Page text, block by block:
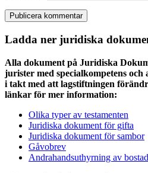
Ladda ner juridiska
Alla dokument på Juridiska
jurister med specialkompetens och
i takt med att lagstiftningen
länkar för mer information:
Olika typer av testamenten
Juridiska dokument för gifta
Juridiska dokument för sambor
Gåvobrev
Andrahandsuthyrning av bostad